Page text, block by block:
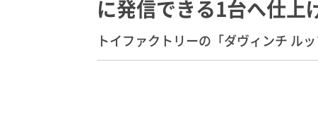
に発信できる1台へ仕
トイファクトリーの「ダヴィンチ ルッ